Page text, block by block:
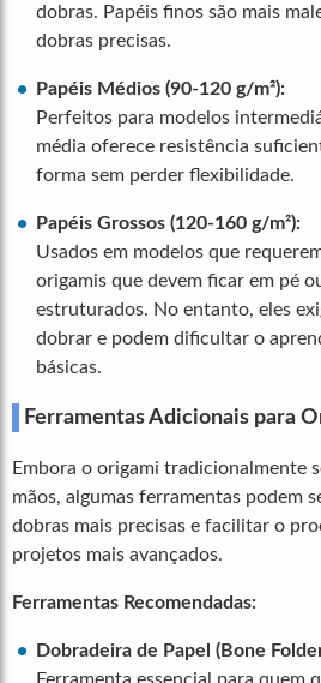
dobras. Papéis finos são mais
dobras precisas.
Papéis Médios (90-120 g/m²):
Perfeitos para modelos
média oferece resistência
forma sem perder flexibilidade.
Papéis Grossos (120-160 g/m²):
Usados em modelos que
origamis que devem ficar em pé
estruturados. No entanto, eles
dobrar e podem dificultar o
básicas.
Ferramentas Adicionais para
Embora o origami tradicionalmente
mãos, algumas ferramentas podem
dobras mais precisas e facilitar o
projetos mais avançados.
Ferramentas Recomendadas:
Dobradeira de Papel (Bone